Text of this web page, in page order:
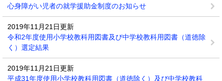
心身障がい児者の就学援助金制度のお知らせ
2019年11月21日更新
令和2年度使用小学校教科用図書及び中学校教科用図書（道徳除
く）選定結果
2019年11月21日更新
平成31年度使用小学校教科用図書（道徳除く）及び中学校教科